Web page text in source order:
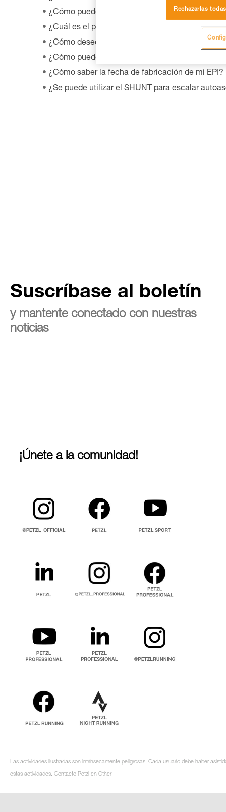
¿Cómo puedo encontrar detallistas Petzl en
¿Cuál es el procedimiento de garantía Petzl?
¿Cómo desechar mi material?
¿Cómo puedo comprar un producto Petzl?
¿Cómo saber la fecha de fabricación de mi EPI?
¿Se puede utilizar el SHUNT para escalar
Suscríbase al boletín
y mantente conectado con nuestras
noticias
¡Únete a la comunidad!
Las actividades ilustradas son intrínsecamente peligrosas. Cada usuario debe haber
estas actividades. Contacto Petzl en Other
Rechazarlas